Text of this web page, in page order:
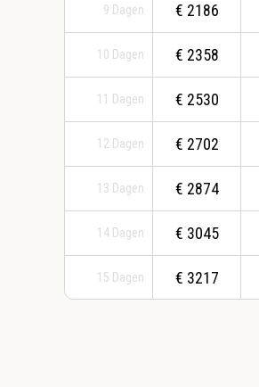
9 Dagen
10 Dagen
11 Dagen
12 Dagen
13 Dagen
14 Dagen
15 Dagen
€ 2186
€ 2358
€ 2530
€ 2702
€ 2874
€ 3045
€ 3217